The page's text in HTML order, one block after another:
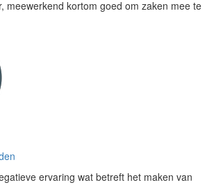
meewerkend kortom goed om zaken mee te
ervaring wat betreft het maken van